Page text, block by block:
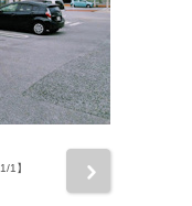
1/1】